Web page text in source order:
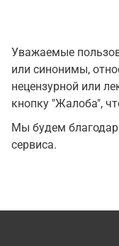
Уважаемые
или синонимы,
нецензурной или
кнопку "Жалоба",
Мы будем
сервиса.